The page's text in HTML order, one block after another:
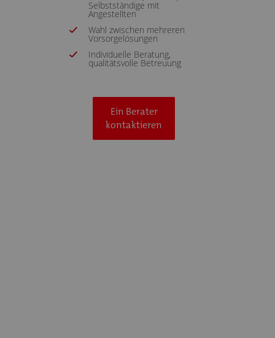
Selbstständige mit
Angestellten
Wahl zwischen mehreren
Vorsorgelösungen
Individuelle Beratung,
qualitätsvolle Betreuung
Ein Berater
kontaktieren